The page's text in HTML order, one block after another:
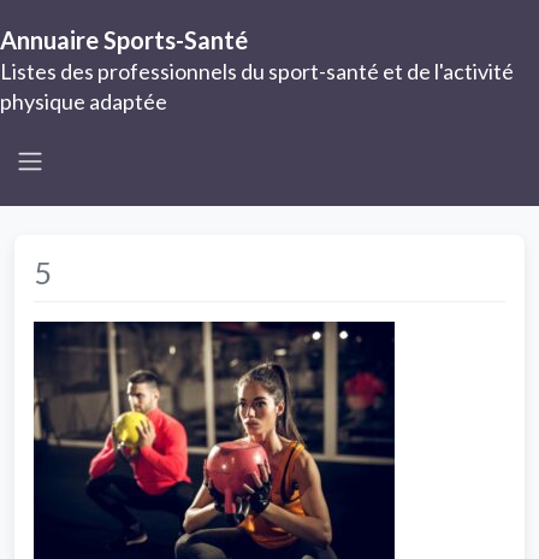
Annuaire Sports-Santé
Listes des professionnels du sport-santé et de l'activité
physique adaptée
5